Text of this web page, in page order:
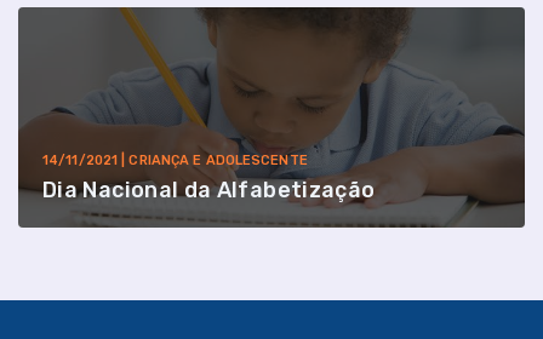
14/11/2021 | CRIANÇA E ADOLESCENTE
Dia Nacional da Alfabetização